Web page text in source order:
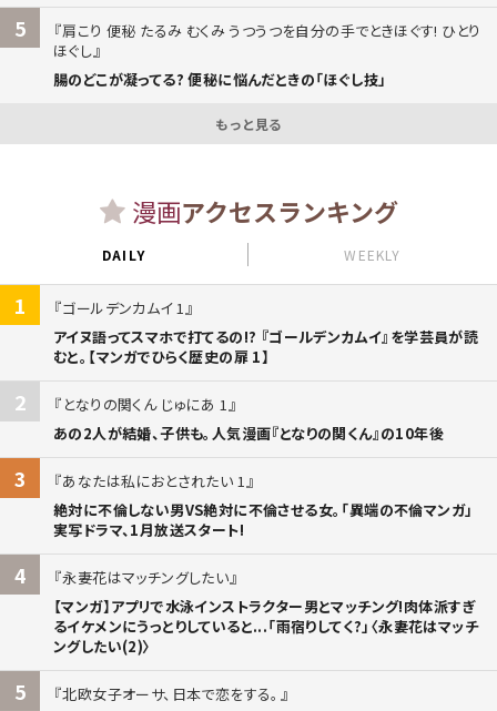
5
肩こり 便秘 たるみ むくみ うつうつを自分の手でときほぐす! ひとり
ほぐし
腸のどこが凝ってる? 便秘に悩んだときの「ほぐし技」
もっと見る
漫画アクセスランキング
DAILY WEEKLY
1
ゴールデンカムイ 1
アイヌ語ってスマホで打てるの!? 『ゴールデンカムイ』を学芸員が読
むと。【マンガでひらく歴史の扉 1】
2
となりの関くん じゅにあ 1
あの2人が結婚、子供も。人気漫画『となりの関くん』の10年後
3
あなたは私におとされたい 1
絶対に不倫しない男VS絶対に不倫させる女。「異端の不倫マンガ」
実写ドラマ、1月放送スタート!
4
永妻花はマッチングしたい
【マンガ】アプリで水泳インストラクター男とマッチング!肉体派すぎ
るイケメンにうっとりしていると...「雨宿りしてく?」〈永妻花はマッチ
ングしたい(2)〉
5
北欧女子オーサ、日本で恋をする。